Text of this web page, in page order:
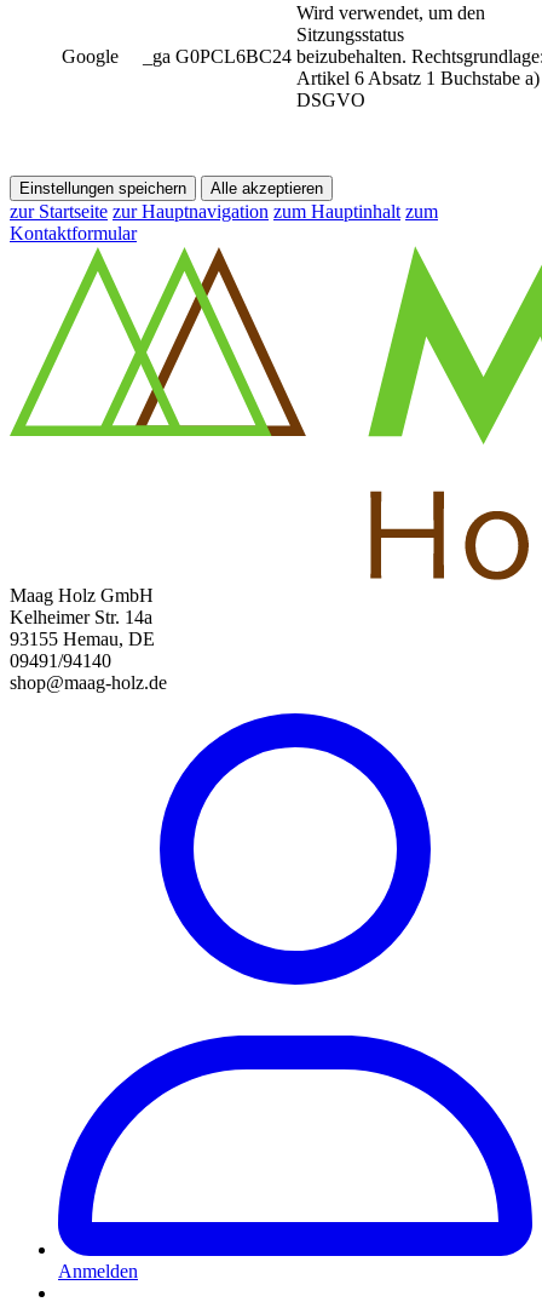
Google _ga G0PCL6BC24
Wird verwendet, um den
Sitzungsstatus
beizubehalten.
Artikel 6 Absatz 1 Buchstabe a)
DSGVO
Einstellungen speichern Alle akzeptieren
zur Startseite zur Hauptnavigation zum Hauptinhalt zum
Kontaktformular
Maag Holz GmbH
Kelheimer Str. 14a
93155 Hemau, DE
09491/94140
shop@maag-holz.de
Anmelden